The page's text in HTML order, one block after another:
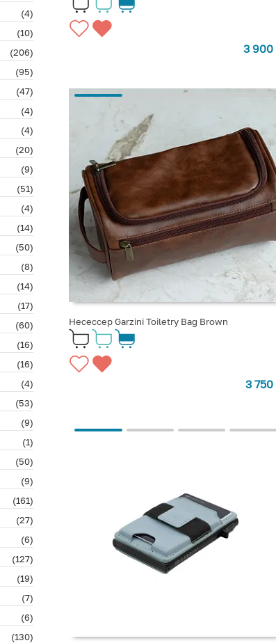
(4)
(10)
(206)
(95)
(47)
(4)
(4)
(20)
(9)
(51)
(4)
(14)
(50)
(8)
(14)
(17)
(60)
(16)
(16)
(4)
(53)
(9)
(1)
(50)
(9)
(161)
(27)
(6)
(127)
(19)
(7)
(6)
(130)
3 900
Несессер Garzini Toiletry Bag Brown
3 750